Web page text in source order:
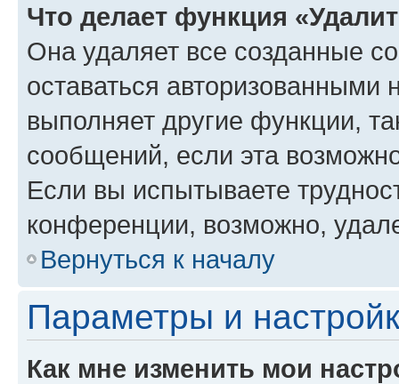
Что делает функция
Она удаляет все созданные
оставаться авторизованными
выполняет другие функции,
сообщений, если эта
Если вы испытываете
конференции, возможно,
Вернуться к началу
Параметры и
Как мне изменить мои